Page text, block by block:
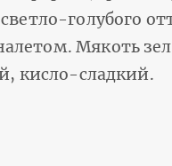
голубого
Мякоть
кисло-сладкий.